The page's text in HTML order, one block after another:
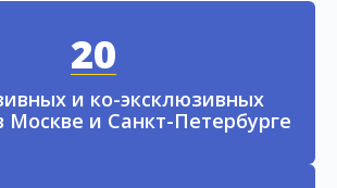
20
и ко-эксклюзивных
Москве и Санкт-Петербурге